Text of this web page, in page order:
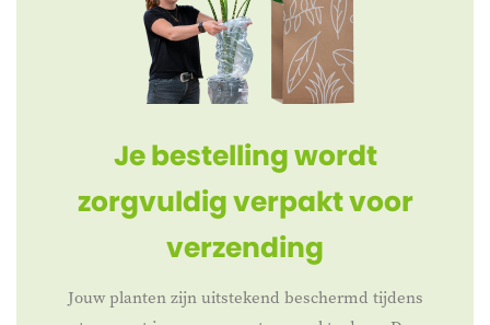
Je bestelling wordt
zorgvuldig verpakt voor
verzending
Jouw planten zijn uitstekend beschermd tijdens